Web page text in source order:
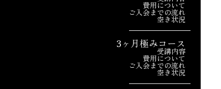
費用について
ご入会までの流れ
空き状況
3ヶ月極みコース
受講内容
費用について
ご入会までの流れ
空き状況